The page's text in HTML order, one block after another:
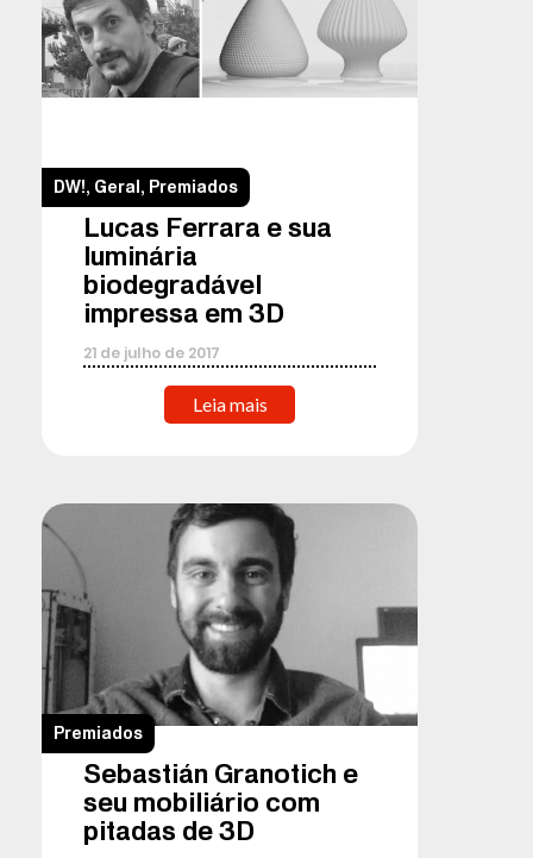
DW!, Geral, Premiados
Lucas Ferrara e sua
luminária
biodegradável
impressa em 3D
21 de julho de 2017
Leia mais
Premiados
Sebastián Granotich e
seu mobiliário com
pitadas de 3D